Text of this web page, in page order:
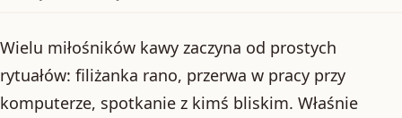
Wielu miłośników kawy zaczyna od prostych
rytuałów: filiżanka rano, przerwa w pracy przy
komputerze, spotkanie z kimś bliskim. Właśnie